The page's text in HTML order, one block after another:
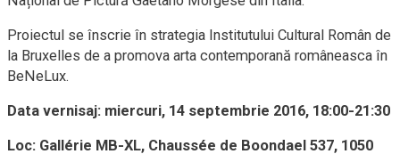
Proiectul se înscrie în strategia Institutului Cultural Român de
la Bruxelles de a promova arta contemporană româneasca în
BeNeLux.
Data vernisaj: miercuri, 14 septembrie 2016, 18:00-21:30
Loc: Gallérie MB-XL, Chaussée de Boondael 537, 1050